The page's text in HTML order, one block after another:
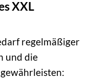
XXL
regelmäßiger
und die